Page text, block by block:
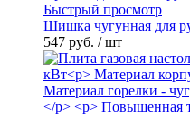
Быстрый просмотр
Шишка чугунная для
547 руб. / шт